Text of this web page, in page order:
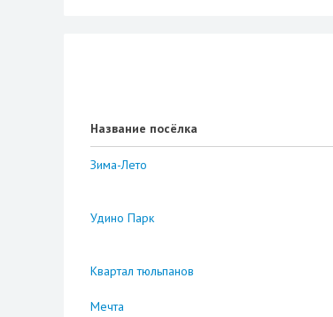
Название посёлка
Зима-Лето
Удино Парк
Квартал тюльпанов
Мечта